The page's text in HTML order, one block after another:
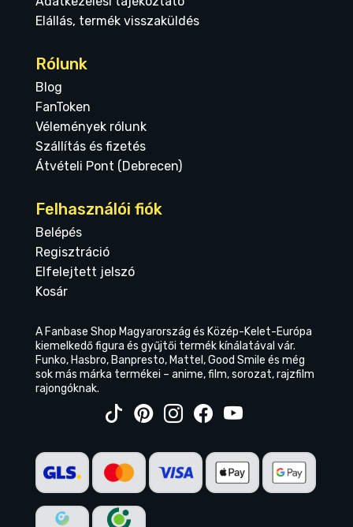
Elállás, termék visszaküldés
Rólunk
Blog
FanToken
Vélemények rólunk
Szállítás és fizetés
Átvételi Pont (Debrecen)
Felhasználói fiók
Belépés
Regisztráció
Elfelejtett jelszó
Kosár
A Fanbase Shop Magyarország és Közép-Kelet-Európa
kiemelkedő figura és gyűjtői termék kínálatával vár.
Funko, Hasbro, Banpresto, Mattel, Good Smile és még
sok más márka termékei – anime, film, sorozat, rajzfilm
rajongóknak.